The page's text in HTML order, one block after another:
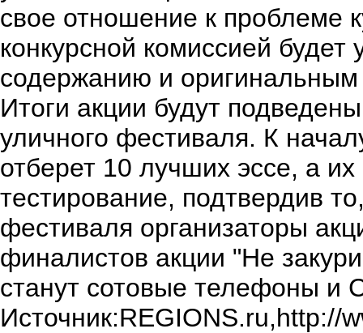
свое отношение к проблеме
конкурсной комиссией
содержанию и
Итоги акции будут
уличного фестиваля. К
отберет 10 лучших эссе, а
тестирование, подтвердив
фестиваля организаторы
финалистов акции "Не
станут сотовые телефоны и
Источник:REGIONS.ru,http://